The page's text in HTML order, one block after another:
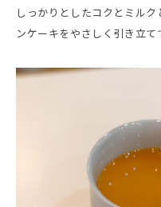
しっかりとしたコクとミル
ンケーキをやさしく引き立て